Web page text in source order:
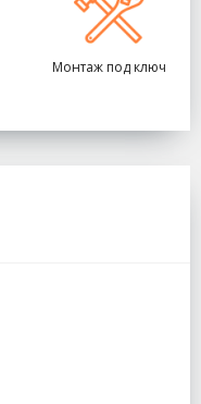
Монтаж под ключ